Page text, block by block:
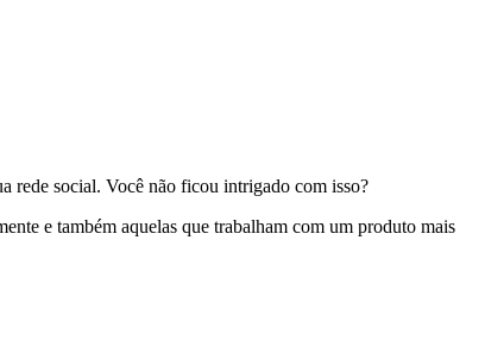
rede social. Você não ficou intrigado com isso?
e também aquelas que trabalham com um produto mais